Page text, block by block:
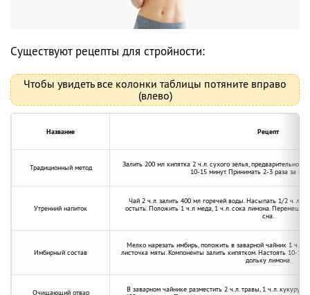
Существуют рецепты для стройности:
Чтобы увидеть все колонки таблицы потяните вправо
(влево)
Название Рецепт
Традиционный метод
Залить 200 мл кипятка 2 ч.л. сухого зелья, предварительно
10-15 минут. Принимать 2-3 раза за
Утренний напиток
Чай 2 ч.л. залить 400 мл горячей воды. Насыпать 1/2 ч. л
остыть. Положить 1 ч.л меда, 1 ч.л. сока лимона.
сна.
Имбирный состав
Мелко нарезать имбирь, положить в заварной чайник 1 ч.л.,
листочка мяты. Компоненты залить кипятком. Настоять 10-15
дольку лимона.
Очищающий отвар
В заварном чайнике разместить 2 ч.л. травы, 1 ч.л.